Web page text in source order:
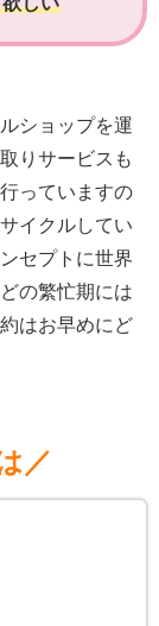
ショップを運
りサービスも
っていますの
イクルしてい
セプトに世界
の繁忙期には
はお早めにど
／